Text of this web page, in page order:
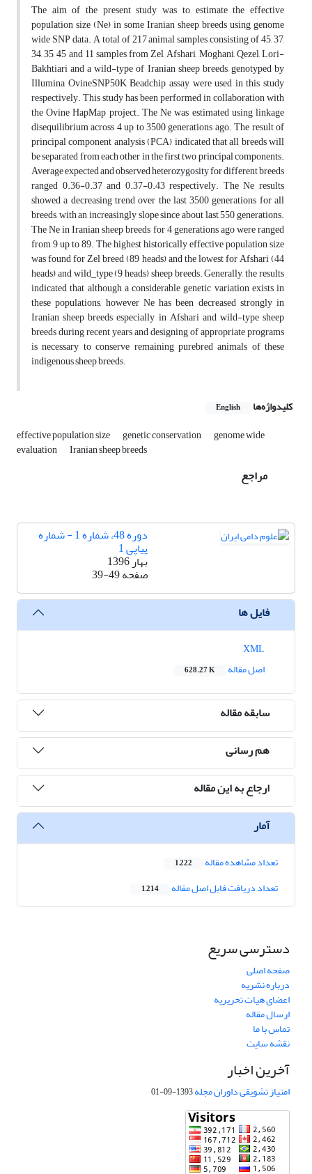
The aim of the present study was to estimate the effective
population size (Ne) in some Iranian sheep breeds using genome
wide SNP data. A total of 217 animal samples consisting of 45, 37,
34, 35, 45 and 11 samples from Zel, Afshari, Moghani, Qezel, Lori-
Bakhtiari and a wild-type of Iranian sheep breeds, genotyped by
Illumina OvineSNP50K Beadchip assay were used in this study
respectively. This study has been performed in collaboration with
the Ovine HapMap project. The Ne was estimated using linkage
disequilibrium across 4 up to 3500 generations ago. The result of
principal component analysis (PCA) indicated that all breeds will
be separated from each other in the first two principal components.
Average expected and observed heterozygosity for different breeds
ranged 0.36-0.37 and 0.37-0.43 respectively. The Ne results
showed a decreasing trend over the last 3500 generations for all
breeds, with an increasingly slope since about last 550 generations.
The Ne in Iranian sheep breeds for 4 generations ago were ranged
from 9 up to 89. The highest historically effective population size
was found for Zel breed (89 heads) and the lowest for Afshari (44
heads) and wild_type (9 heads) sheep breeds. Generally, the results
indicated that although a considerable genetic variation exists in
these populations, however Ne has been decreased strongly in
Iranian sheep breeds especially in Afshari and wild-type sheep
breeds during recent years and designing of appropriate programs
is necessary to conserve remaining purebred animals of these
indigenous sheep breeds.
کلیدواژه‌ها English
effective population size genetic conservation genome wide
evaluation Iranian sheep breeds
مراجع
دوره 48، شماره 1 - شماره
پیاپی 1
بهار 1396
صفحه39-49
فایل ها
اصل مقاله
628.27 K
سابقه مقاله
هم رسانی
ارجاع به این مقاله
آمار
تعداد مشاهده مقاله 1,222
تعداد دریافت فایل اصل مقاله 1,214
دسترسی سریع
صفحه اصلی
درباره نشریه
اعضای هیات تحریریه
ارسال مقاله
تماس با ما
نقشه سایت
آخرین اخبار
امتیاز تشویقی داوران مجله1393-09-01